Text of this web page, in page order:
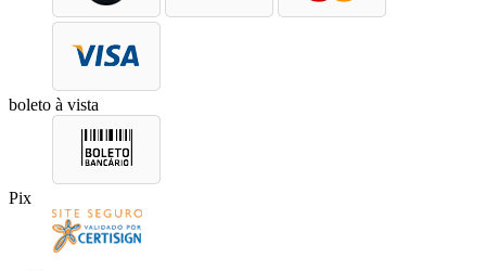
boleto à vista
Pix